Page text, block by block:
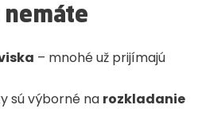
– mnohé už prijímajú
sú výborné na rozkladanie